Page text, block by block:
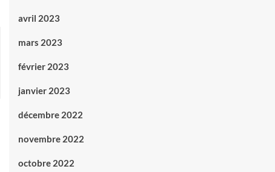
avril 2023
mars 2023
février 2023
janvier 2023
décembre 2022
novembre 2022
octobre 2022